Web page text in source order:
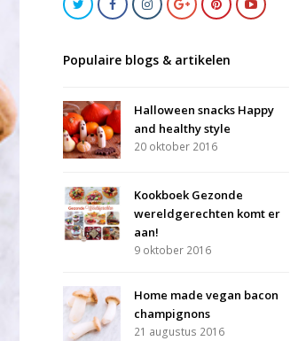
Populaire blogs & artikelen
Halloween snacks Happy
and healthy style
20 oktober 2016
Kookboek Gezonde
wereldgerechten komt er
aan!
9 oktober 2016
Home made vegan bacon
champignons
21 augustus 2016